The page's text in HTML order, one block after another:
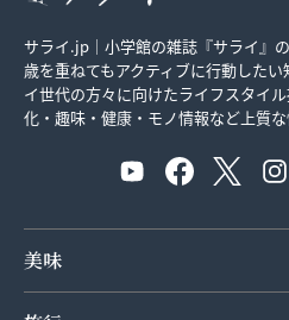
サライ.jp｜小学館の雑誌『サライ』の
歳を重ねてもアクティブに行動した
イ世代の方々に向けたライフスタイ
化・趣味・健康・モノ情報など上質な
美味